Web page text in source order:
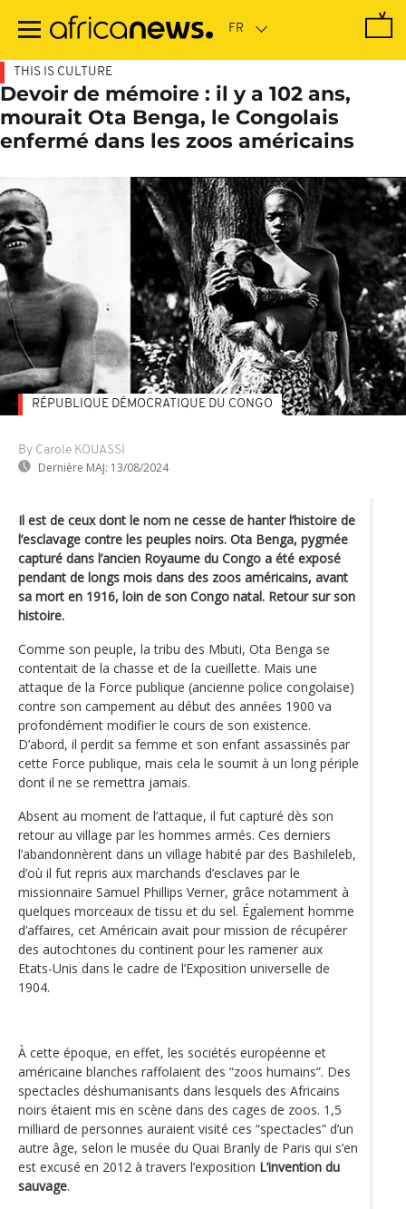
contenu
THIS IS CULTURE
Devoir de mémoire : il y a 102 ans,
mourait Ota Benga, le Congolais
enfermé dans les zoos américains
By Carole KOUASSI
Dernière MAJ: 13/08/2024
RÉPUBLIQUE DÉMOCRATIQUE DU CONGO
Il est de ceux dont le nom ne cesse de hanter l’histoire de
l’esclavage contre les peuples noirs. Ota Benga, pygmée
capturé dans l’ancien Royaume du Congo a été exposé
pendant de longs mois dans des zoos américains, avant
sa mort en 1916, loin de son Congo natal. Retour sur son
histoire.
Comme son peuple, la tribu des Mbuti, Ota Benga se
contentait de la chasse et de la cueillette. Mais une
attaque de la Force publique (ancienne police congolaise)
contre son campement au début des années 1900 va
profondément modifier le cours de son existence.
D’abord, il perdit sa femme et son enfant assassinés par
cette Force publique, mais cela le soumit à un long périple
dont il ne se remettra jamais.
Absent au moment de l’attaque, il fut capturé dès son
retour au village par les hommes armés. Ces derniers
l’abandonnèrent dans un village habité par des Bashileleb,
d’où il fut repris aux marchands d’esclaves par le
missionnaire Samuel Phillips Verner, grâce notamment à
quelques morceaux de tissu et du sel. Également homme
d’affaires, cet Américain avait pour mission de récupérer
des autochtones du continent pour les ramener aux
Etats-Unis dans le cadre de l’Exposition universelle de
1904.
À cette époque, en effet, les sociétés européenne et
américaine blanches raffolaient des “zoos humains”. Des
spectacles déshumanisants dans lesquels des Africains
noirs étaient mis en scène dans des cages de zoos. 1,5
milliard de personnes auraient visité ces “spectacles” d’un
autre âge, selon le musée du Quai Branly de Paris qui s’en
est excusé en 2012 à travers l’exposition L’invention du
sauvage.